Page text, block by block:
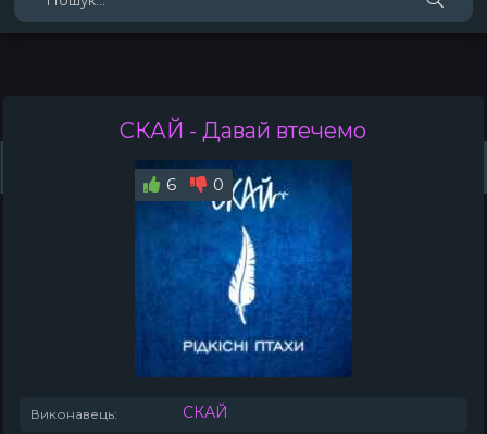
Топ 100 Тренди
СКАЙ - Давай втечемо
6 0
Виконавець: СКАЙ